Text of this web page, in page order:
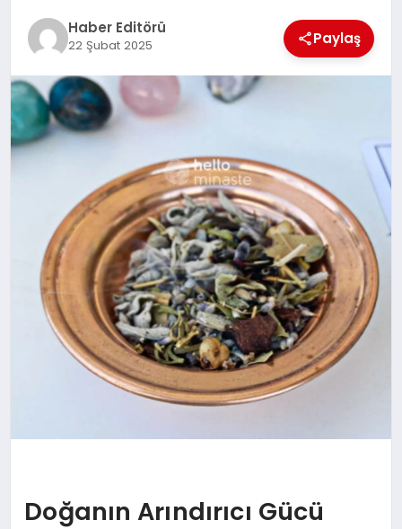
SPOR
YAŞAM
Haber Editörü
22 Şubat 2025 Paylaş
Doğanın Arındırıcı Gücü